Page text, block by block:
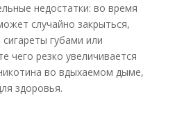
недостатки: во время
случайно закрыться,
губами или
чего резко увеличивается
во вдыхаемом дыме,
здоровья.